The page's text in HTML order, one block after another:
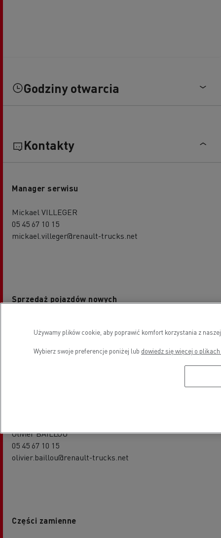
Godziny otwarcia
Kontakty
Manager serwisu
Mickael VILLEGER
05 45 67 10 15
mickael.villeger@renault-trucks.net
Sprzedaż pojazdów nowych
05 45 67 10 15
frederic.salinas@renault-trucks.net
Olivier BAILLOU
05 45 67 10 15
olivier.baillou@renault-trucks.net
Części zamienne
Używamy plików cookie, aby poprawić komfort korzystania z
Wybierz swoje preferencje poniżej lub dowiedz się więcej o